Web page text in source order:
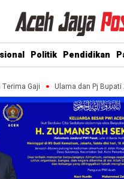
Politik Pendidikan
Gaji Ulama dan Pj Bupati Aceh